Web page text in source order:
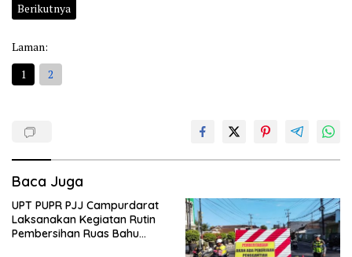
Berikutnya
Laman:
1
2
Baca Juga
UPT PUPR PJJ Campurdarat
Laksanakan Kegiatan Rutin
Pembersihan Ruas Bahu